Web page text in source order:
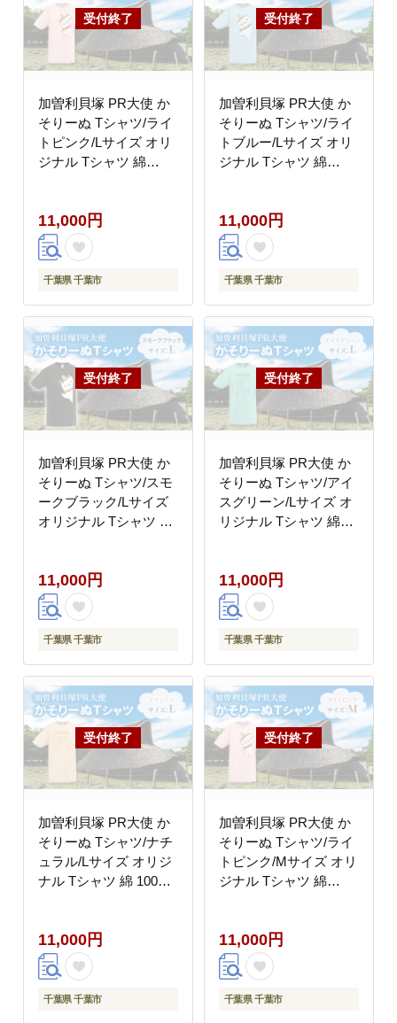
加曽利貝塚 PR大使 か
そりーぬ Tシャツ/ライ
トピンク/Lサイズ オリ
ジナル Tシャツ 綿
11,000円
千葉県 千葉市
加曽利貝塚 PR大使 か
そりーぬ Tシャツ/ライ
トブルー/Lサイズ オリ
ジナル Tシャツ 綿
11,000円
千葉県 千葉市
加曽利貝塚 PR大使 か
そりーぬ Tシャツ/スモ
ークブラック/Lサイズ
オリジナル Tシャツ 綿
11,000円
千葉県 千葉市
加曽利貝塚 PR大使 か
そりーぬ Tシャツ/アイ
スグリーン/Lサイズ オ
リジナル Tシャツ 綿
11,000円
千葉県 千葉市
加曽利貝塚 PR大使 か
そりーぬ Tシャツ/ナチ
ュラル/Lサイズ オリジ
ナル Tシャツ 綿 100％
11,000円
千葉県 千葉市
加曽利貝塚 PR大使 か
そりーぬ Tシャツ/ライ
トピンク/Mサイズ オリ
ジナル Tシャツ 綿
11,000円
千葉県 千葉市